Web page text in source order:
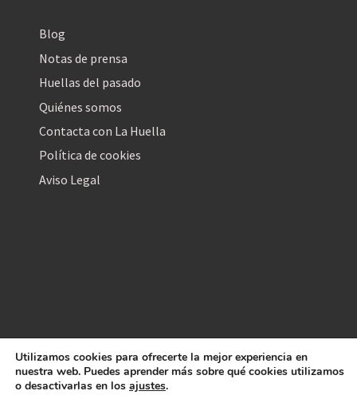
Blog
Notas de prensa
Huellas del pasado
Quiénes somos
Contacta con La Huella
Política de cookies
Aviso Legal
© 2026La Huella Digital– Todos los derechos reservados
Utilizamos cookies para ofrecerte la mejor experiencia en
nuestra web. Puedes aprender más sobre qué cookies utilizamos
o desactivarlas en los ajustes.